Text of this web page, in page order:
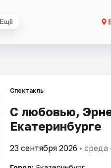
Ещё
Спектакль
С любовью,
Екатеринбурге
23 сентября 2026 • среда